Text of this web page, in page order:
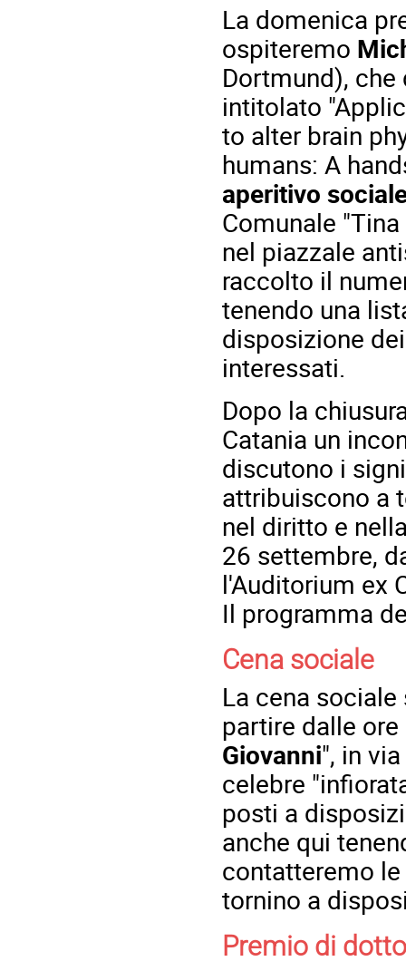
La domenica
ospiteremo
Dortmund),
intitolato
to alter brain
humans: A
aperitivo
Comunale
nel piazzale
raccolto il
tenendo una
disposizione
interessati.
Dopo la
Catania un
discutono i
attribuiscono a
nel diritto e
26 settembre,
l'Auditorium ex
Il programma
Cena sociale
La cena
partire dalle
Giovanni", in
celebre
posti a
anche qui
contatteremo
tornino a
Premio di